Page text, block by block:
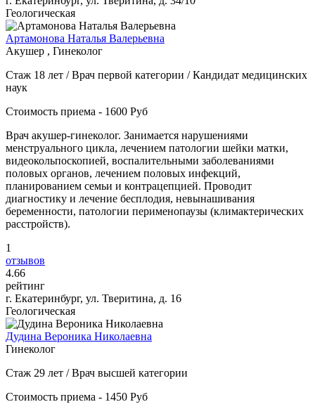
Геологическая
Артамонова Наталья Валерьевна
Акушер , Гинеколог
Стаж 18 лет / Врач первой категории / Кандидат медицинских
наук
Стоимость приема - 1600 Руб
Врач акушер-гинеколог. Занимается нарушениями
менструального цикла, лечением патологии шейки матки,
видеокольпоскопией, воспалительными заболеваниями
половых органов, лечением половых инфекций,
планированием семьи и контрацепцией. Проводит
диагностику и лечение бесплодия, невынашивания
беременности, патологии перименопаузы (климактерических
расстройств).
1
отзывов
4.66
рейтинг
г. Екатеринбург, ул. Тверитина, д. 16
Геологическая
Дудина Вероника Николаевна
Гинеколог
Стаж 29 лет / Врач высшей категории
Стоимость приема - 1450 Руб